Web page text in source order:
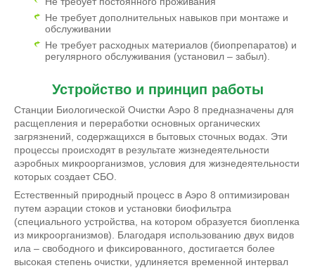
Не требует дополнительных навыков при монтаже и
обслуживании
Не требует расходных материалов (биопрепаратов) и
регулярного обслуживания (установил – забыл).
Устройство и принцип работы
Станции Биологической Очистки Аэро 8 предназначены для
расщепления и переработки основных органических
загрязнений, содержащихся в бытовых сточных водах. Эти
процессы происходят в результате жизнедеятельности
аэробных микроорганизмов, условия для жизнедеятельности
которых создает СБО.
Естественный природный процесс в Аэро 8 оптимизирован
путем аэрации стоков и установки биофильтра
(специального устройства, на котором образуется биопленка
из микроорганизмов). Благодаря использованию двух видов
ила – свободного и фиксированного, достигается более
высокая степень очистки, удлиняется временной интервал